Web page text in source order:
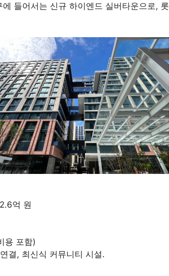
들어서는 신규 하이엔드 실버타운으로, 롯
억 원
용 포함)
결, 최신식 커뮤니티 시설.